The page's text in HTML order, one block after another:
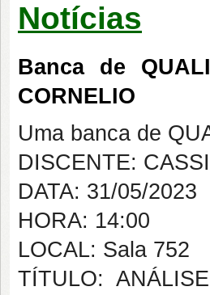
Notícias
Banca de
CORNELIO
Uma banca de
DISCENTE:
DATA: 31/05/2023
HORA: 14:00
LOCAL: Sala 752
TÍTULO: